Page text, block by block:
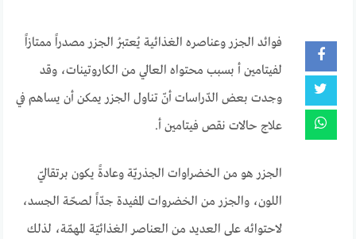
فوائد الجزر وعناصره الغذائية يُعتبرُ الجزر مصدراً ممتازاً
لفيتامين أ بسبب محتواه العالي من الكاروتينات، وقد
وجدت بعض الدّراسات أنّ تناول الجزر يمكن أن يساهم في
علاج حالات نقص فيتامين أ.
الجزر هو من الخضراوات الجذريّة وعادةً يكون برتقاليّ
اللون، والجزر من الخضروات المفيدة جدّاً لصحّة الجسد،
لاحتوائه على العديد من العناصر الغذائيّة المهمّة، لذلك